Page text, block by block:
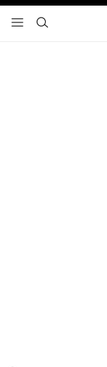
메뉴 - 기본 탐색
- 네비게이션
검색